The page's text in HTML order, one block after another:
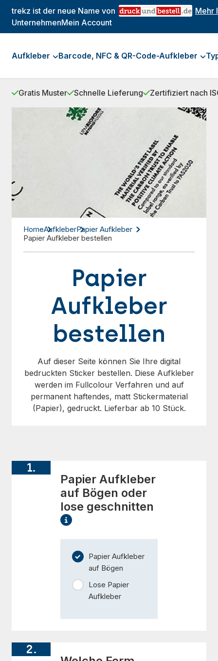
trekz ist der neue Name von
Mehr
UnternehmenMein Account
Aufkleber Barcode, NFC & QR-Code-Aufkleber
Gratis Muster Schnelle Lieferung Zertifiziert nach
HomeAufkleberPapier Aufkleber
Papier Aufkleber bestellen
Papier
Aufkleber
bestellen
Auf dieser Seite können Sie Ihre digital
bedruckten Sticker bestellen. Diese Aufkleber
werden im Fullcolour Verfahren und auf
permanent haftendes, matt Stickermaterial
(Papier), gedruckt. Lieferbar ab 10 Stück.
1.
Papier Aufkleber
auf Bögen oder
lose geschnitten
Papier Aufkleber
auf Bögen
Lose Papier
Aufkleber
2.